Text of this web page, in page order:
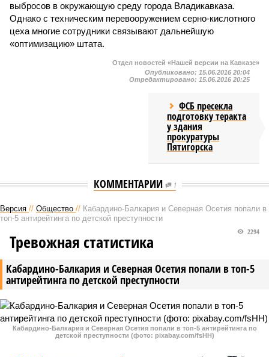
выбросов в окружающую среду города Владикавказа.
Однако с техническим перевооружением серно-кислотного
цеха многие сотрудники связывают дальнейшую
«оптимизацию» штата.
Отдел новостей «Нашей версии на Кавказе»
Опубликовано: 15.06.2016 20:04
Отредактировано: 15.06.2016 20:25
ФСБ пресекла
подготовку теракта
у здания
прокуратуры
Пятигорска
КОММЕНТАРИИ 1
Версия // Общество // Кабардино-Балкария и Северная Осетия попали в
топ-5 антирейтинга по детской преступности
Кабардино-Балкария и Северная Осетия попали в топ-5
антирейтинга по детской преступности
2294
Тревожная статистика
Кабардино-Балкария и Северная Осетия попали в топ-5 антирейтинга по
детской преступности (фото: pixabay.com/fsHH)